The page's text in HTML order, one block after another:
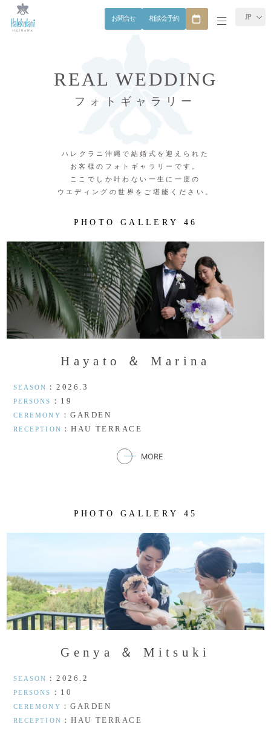
お問合せ 相談会予約 JP
REAL WEDDING
フォトギャラリー
ハレクラニ沖縄で結婚式を迎えられた
お客様のフォトギャラリーです。
ここでしか叶わない一生に一度の
ウエディングの世界をご堪能ください。
P HO TO G A L LE R Y 46
H a ya t o ＆ Mar ina
SEASON ：2026.3
PERSONS ：19
CEREMONY ：GARDEN
RECEPTION ：HAU TERRACE
MORE
P HO TO G A L LE R Y 45
G e ny a ＆ M it s uki
SEASON ：2026.2
PERSONS ：10
CEREMONY ：GARDEN
RECEPTION ：HAU TERRACE